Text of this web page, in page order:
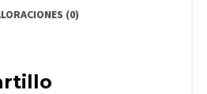
(0)